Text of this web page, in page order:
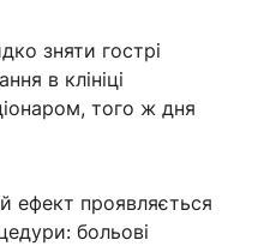
зняти гострі
в клініці
того ж дня
ефект проявляється
больові